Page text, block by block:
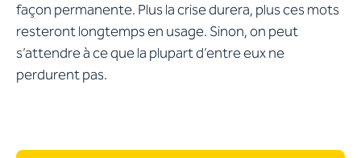
façon permanente. Plus la crise durera, plus ces mots
resteront longtemps en usage. Sinon, on peut
s’attendre à ce que la plupart d’entre eux ne
perdurent pas.